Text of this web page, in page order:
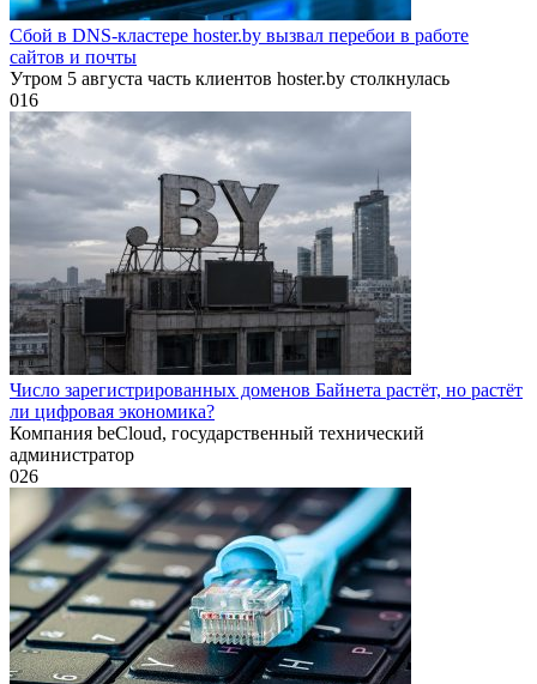
Сбой в DNS-кластере hoster.by вызвал перебои в работе
сайтов и почты
Утром 5 августа часть клиентов hoster.by столкнулась
016
Число зарегистрированных доменов Байнета растёт, но растёт
ли цифровая экономика?
Компания beCloud, государственный технический
администратор
026